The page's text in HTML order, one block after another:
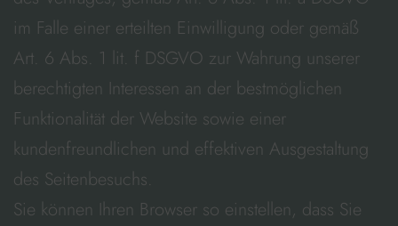
im Falle einer erteilten Einwilligung oder gemäß
Art. 6 Abs. 1 lit. f DSGVO zur Wahrung unserer
berechtigten Interessen an der bestmöglichen
Funktionalität der Website sowie einer
kundenfreundlichen und effektiven Ausgestaltung
des Seitenbesuchs.
Sie können Ihren Browser so einstellen, dass Sie